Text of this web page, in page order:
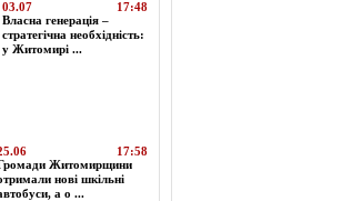
03.07
17:48
Власна генерація –
стратегічна необхідність:
у Житомирі ...
17:58
Житомирщини
нові шкільні
а о ...